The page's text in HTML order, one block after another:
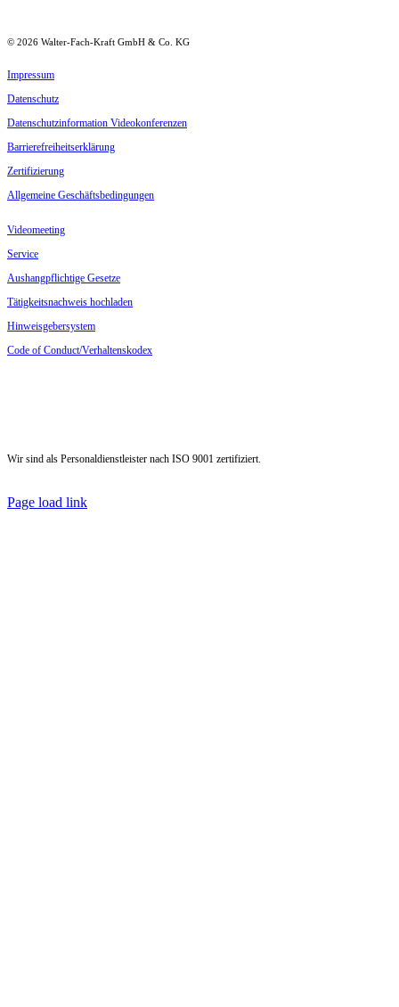
© 2026 Walter-Fach-Kraft GmbH & Co. KG
Impressum
Daten­schutz
Daten­schutz­in­for­mation Videokonferenzen
Barrie­re­frei­heits­er­klärung
Zerti­fi­zierung
Allge­meine Geschäftsbedingungen
Video­meeting
Service
Aushang­pflichtige Gesetze
Tätig­keits­nachweis hochladen
Hinweis­ge­ber­system
Code of Conduct/Verhaltenskodex
Wir sind als Personal­dienst­leister nach ISO 9001 zertifiziert.
Page load link